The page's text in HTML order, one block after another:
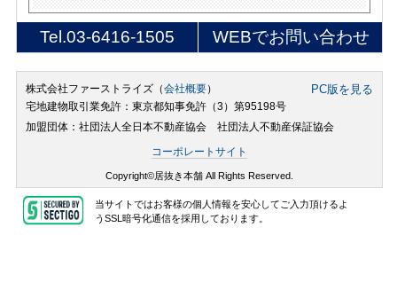
Tel.03-6416-1505 WEBでお問い合わせ
株式会社ファーストライズ（会社概要） PC版を見る
宅地建物取引業免許：東京都知事免許（3）第95198号
加盟団体：社団法人全日本不動産協会 社団法人不動産保証協会
コーポレートサイト
Copyright©居抜き本舗 All Rights Reserved.
当サイトではお客様の個人情報を安心してご入力頂けるよ
うSSL暗号化通信を採用しております。